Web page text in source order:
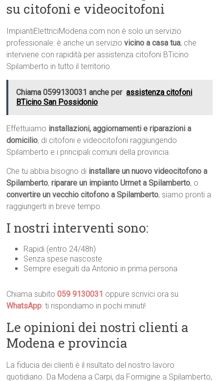
su citofoni e videocitofoni
ImpiantiElettriciModena.com non è solo un servizio
professionale: è anche un serviziovicino a casa tua, che
interviene con rapidità per assistenza citofoni BTicino
Spilamberto in tutto il territorio.
Chiama 0599130031 anche per assistenza citofoni
BTicino San Possidonio
Effettuiamo installazioni, aggiornamenti e riparazioni a
domicilio, di citofoni e videocitofoni raggiungendo
Spilamberto e i principali comuni della provincia.
Che tu abbia bisogno di installare un nuovo videocitofono a
Spilamberto,riparare un impianto Urmet a Spilamberto, o
convertire un vecchio citofono a Spilamberto, siamo pronti a
raggiungerti in breve tempo.
I nostri interventi sono:
Rapidi (entro 24/48h)
Senza spese nascoste
Sempre eseguiti da Antonio in prima persona
Chiama subito059 9130031 oppure scrivici ora su
WhatsApp: ti rispondiamo in pochi minuti!
Le opinioni dei nostri clienti a
Modena e provincia
La fiducia dei clienti è il risultato del nostro lavoro
quotidiano. Da Modena a Carpi, da Formigine a Spilamberto,